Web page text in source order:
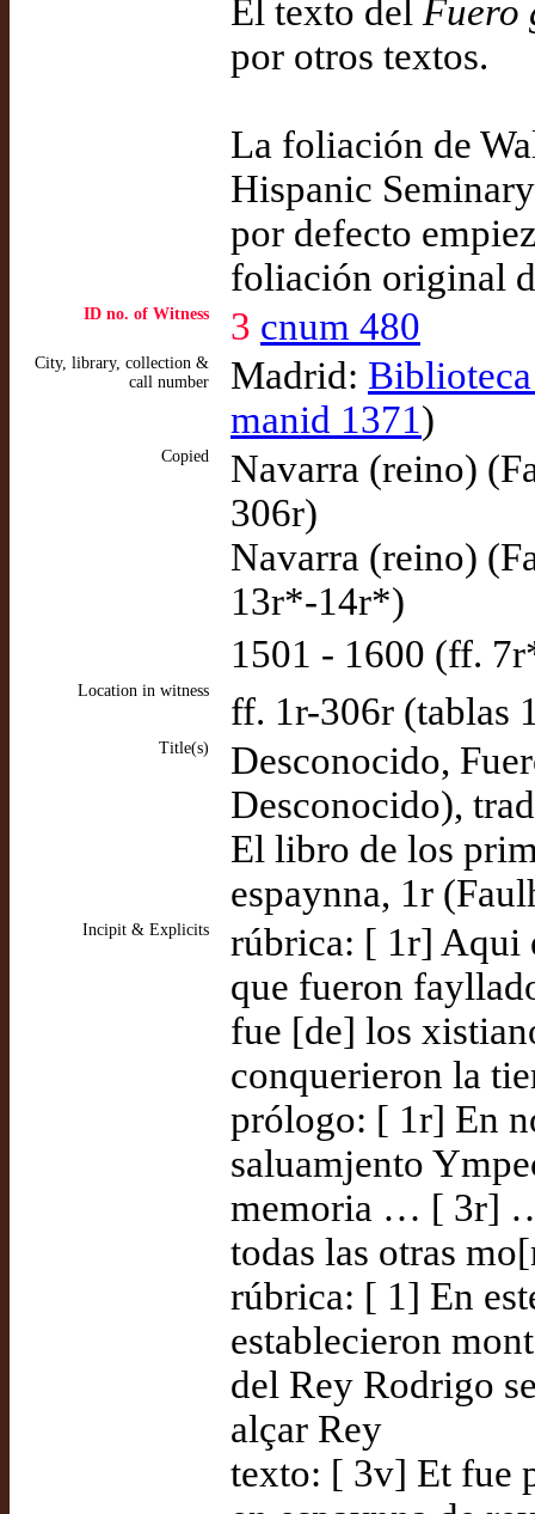
El texto del Fuero
por otros textos.
La foliación de
Hispanic
por defecto
foliación original
ID no. of Witness 3 cnum 480
City, library, collection &
call number
Madrid:
manid 1371)
Copied
Navarra (reino)
306r)
Navarra (reino)
13r*-14r*)
1501 - 1600 (ff.
Location in witness ff. 1r-306r (tablas
Title(s)
Desconocido,
Desconocido),
El libro de los
espaynna, 1r
Incipit & Explicits
rúbrica: [ 1r] Aqui
que fueron
fue [de] los
conquerieron la
prólogo: [ 1r] En
saluamjento
memoria … [ 3r] …
todas las otras
rúbrica: [ 1] En
establecieron
del Rey Rodrigo
alçar Rey
texto: [ 3v] Et fue